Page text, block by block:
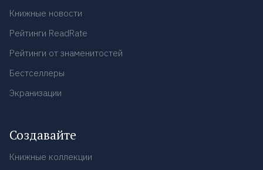
Книжные новости
Рейтинги ReadRate
Рейтинги от знаменитостей
Бестселлеры
Экранизации
Создавайте
Книжные коллекции